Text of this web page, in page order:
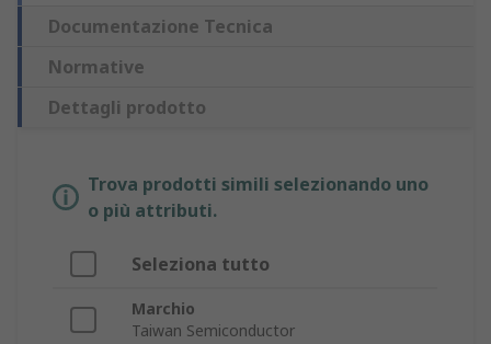
Documentazione Tecnica
Normative
Dettagli prodotto
Trova prodotti simili selezionando uno
o più attributi.
Seleziona tutto
Marchio
Taiwan Semiconductor